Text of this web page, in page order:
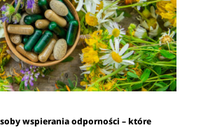
wspierania odporności – które